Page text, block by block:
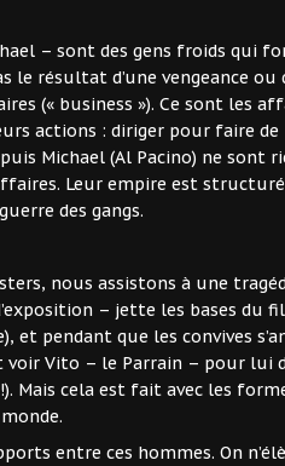
– sont des gens froids qui
le résultat d’une vengeance
(« business »). Ce sont les
actions : diriger pour faire de
Michael (Al Pacino) ne sont
Leur empire est
des gangs.
nous assistons à une
– jette les bases du
et pendant que les convives
Vito – le Parrain – pour lui
Mais cela est fait avec les
entre ces hommes. On